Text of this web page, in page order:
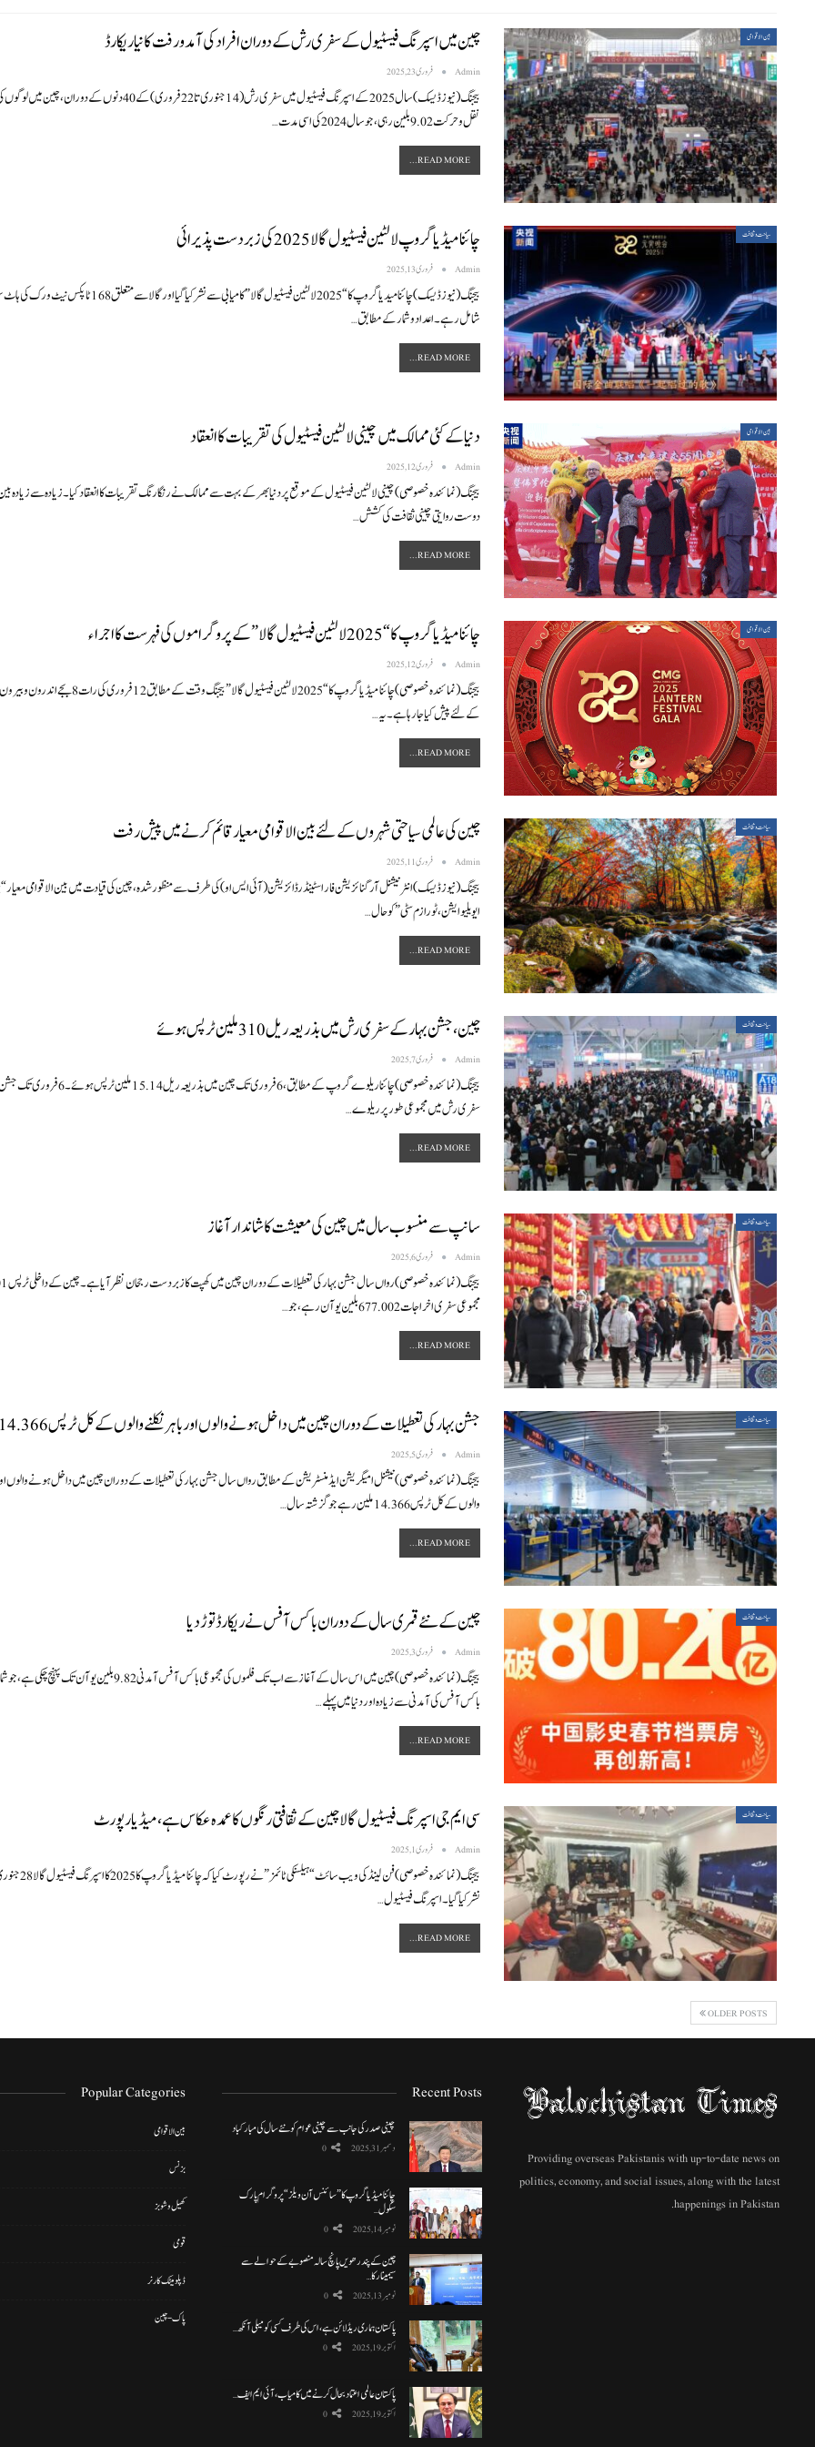
بین الاقوامی چین میں اسپرنگ فیسٹیول کے سفری رش کے دوران افراد کی آمدو رفت کا نیا ریکارڈ
Admin فروری 23, 2025
بیجنگ (نیوز ڈیسک)سال 2025 کے اسپرنگ فیسٹیول میں سفری رش (14 جنوری تا 22 فروری ) کے 40
نقل و حرکت9.02 بلین رہی، جو سال 2024 کی اسی مدت
…
READ MORE...
سیاحت و ثقافت چائنا میڈیا گروپ لالٹین فیسٹیول گالا 2025 کی زبردست پذیرائی
Admin فروری 13, 2025
بیجنگ (نیوز ڈیسک) چائنا میدیا گروپ کا “2025 لالٹین فیسٹیول گالا” کامیابی سے نشر کیا
شامل رہے۔اعداد و شمار کے مطابق…
READ MORE...
بین الاقوامی دنیا کے کئی ممالک میں چینی لالٹین فیسٹیول کی تقریبات کا انعقاد
Admin فروری 12, 2025
بیجنگ (نمائندہ خصوصی) چینی لالٹین فیسٹیول کے موقع پر دنیا بھر کے بہت سے ممالک نے رنگا رنگ تقریبات کا انعقاد کیا ۔ زیادہ سے زیادہ
دوست روایتی چینی ثقافت کی کشش…
READ MORE...
بین الاقوامی چائنا میڈیا گروپ کا “2025 لالٹین فیسٹیول گالا” کے پروگراموں کی فہرست کا اجراء
Admin فروری 12, 2025
بیجنگ (نمائندہ خصوصی) چائنا میڈیا گروپ کا “2025 لالٹین فیسٹیول گالا” بیجنگ
کے لئے پیش کیا جا رہا ہے۔یہ…
READ MORE...
سیاحت و ثقافت چین کی عالمی سیاحتی شہروں کے لئے بین الاقوامی معیار قائم کرنے میں پیش رفت
Admin فروری 11, 2025
بیجنگ (نیوز ڈیسک) انٹرنیشنل آرگنائزیشن فار اسٹینڈرڈائزیشن (آئی ایس او) کی طرف سے منظور شدہ ، چین کی قیادت میں بین الاقوامی معیار
ایویلیوایشن، ٹورازم سٹی” کو حال…
READ MORE...
سیاحت و ثقافت چین، جشن بہار کے سفری رش میں بذریعہ ریل 310 ملین ٹرپس ہوئے
Admin فروری 7, 2025
بیجنگ(نمائندہ خصوصی)چائنا ریلوے گروپ کے مطابق ،6 فروری تک چین میں
سفری رش میں مجموعی طور پر ریلوے…
READ MORE...
سیاحت و ثقافت سانپ سے منسوب سال میں چین کی معیشت کا شاندار آغاز
Admin فروری 6, 2025
مجموعی سفری اخراجات 677.002 بلین یوآن رہے، جو
…
READ MORE...
سیاحت و ثقافت جشن بہار کی تعطیلات کے دوران چین میں داخل ہونے والوں اور باہر نکلنے والوں کے کل ٹرپس 14.366 ملین رہے
Admin فروری 5, 2025
بیجنگ (نمائندہ خصوصی)نیشنل امیگریشن ایڈمنسٹریشن کے مطابق رواں سال جشن بہار کی تعطیلات کے دوران چین میں داخل ہونے والوں اور
والوں کے کل ٹرپس 14.366 ملین رہے جو گزشتہ سال
…
READ MORE...
سیاحت و ثقافت چین کے نئے قمری سال کے دوران باکس آفس نے ریکارڈ توڑ دیا
Admin فروری 3, 2025
بیجنگ (نمائندہ خصوصی) چین میں اس سال کے آغاز سے اب تک فلموں کی مجموعی باکس آفس آمدنی 9.82
باکس آفس کی آمدنی سے زیادہ اور دنیا میں پہلے…
READ MORE...
سیاحت و ثقافت سی ایم جی اسپرنگ فیسٹیول گالا چین کے ثقافتی رنگوں کا عمدہ عکاس ہے، میڈیا رپورٹ
Admin فروری 1, 2025
بیجنگ (نمائندہ خصوصی)فن لینڈ کی
نشر کیا گیا۔اسپرنگ فیسٹیول…
READ MORE...
OLDER POSTS
Providing overseas Pakistanis with up-to-date news on
politics, economy, and social issues, along with the latest
happenings in Pakistan.
Recent Posts
چینی صدر کی جانب سے چینی عوام کو نئے سال کی مبارکباد
دسمبر 31, 2025
چائنا میڈیا گروپ کا ”سائنس آن ویلز“ پروگرام پارک
سکول…
نومبر 14, 2025
چین کے پندرھویں پانچ سالہ منصوبے کے حوالے سے
سیمینار کا…
نومبر 13, 2025
پاکستان ہماری ریڈ لائن ہے، اس کی طرف کسی کو میلی آنکھ…
اکتوبر 19, 2025
پاکستان عالمی اعتماد بحال کرنے میں کامیاب، آئی ایم ایف…
اکتوبر 19, 2025
Popular Categories
بین الاقوامی
بزنس
کھیل و شوبز
قومی
ڈپلومیٹک کارنر
پاک-چین